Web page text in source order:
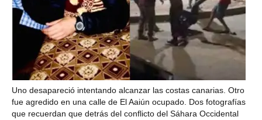
Uno desapareció intentando alcanzar las costas canarias. Otro
fue agredido en una calle de El Aaiún ocupado. Dos fotografías
que recuerdan que detrás del conflicto del Sáhara Occidental